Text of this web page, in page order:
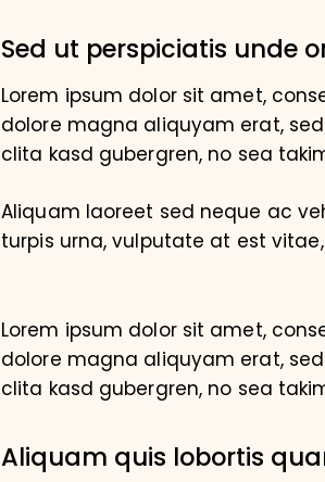
Sed ut perspiciatis unde
Lorem ipsum dolor sit amet,
dolore magna aliquyam erat,
clita kasd gubergren, no sea
Aliquam laoreet sed neque ac
turpis urna, vulputate at est
Lorem ipsum dolor sit amet,
dolore magna aliquyam erat,
clita kasd gubergren, no sea
Aliquam quis lobortis